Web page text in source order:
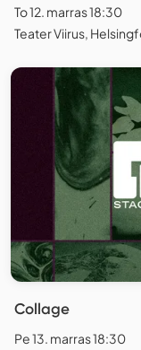
To 12. marras 18:30
Teater Viirus,
Collage
Pe 13. marras 18:30